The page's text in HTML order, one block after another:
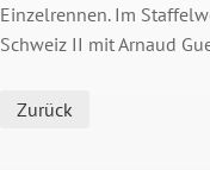
Einzelrennen. Im
Schweiz II mit Arnaud
Zurück